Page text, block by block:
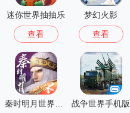
迷你世界抽抽乐
查看
梦幻火影
查看
战争世界手机版